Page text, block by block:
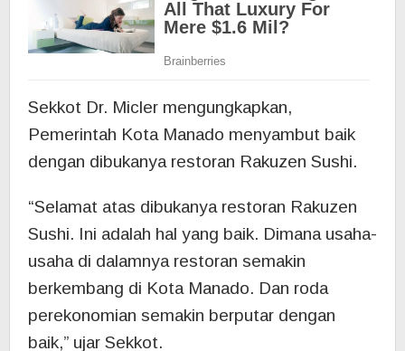
Sekkot Dr. Micler mengungkapkan,
Pemerintah Kota Manado menyambut baik
dengan dibukanya restoran Rakuzen Sushi.
“Selamat atas dibukanya restoran Rakuzen
Sushi. Ini adalah hal yang baik. Dimana usaha-
usaha di dalamnya restoran semakin
berkembang di Kota Manado. Dan roda
perekonomian semakin berputar dengan
baik,” ujar Sekkot.